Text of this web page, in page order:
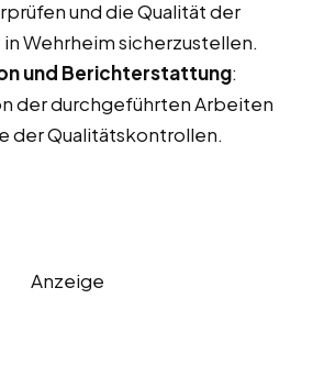
und die Qualität der
Wehrheim sicherzustellen.
und Berichterstattung:
der durchgeführten Arbeiten
der Qualitätskontrollen.
Anzeige